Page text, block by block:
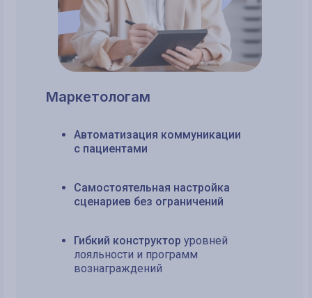
Автоматизация коммуникации
с пациентами
Самостоятельная настройка
сценариев без ограничений
Гибкий конструктор уровней
лояльности и программ
вознаграждений
Маркетологам